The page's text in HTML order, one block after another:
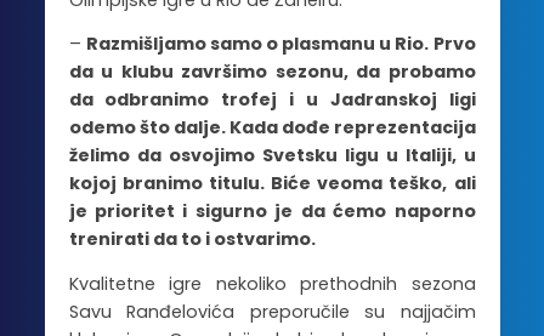
– Razmišljamo samo o plasmanu u Rio. Prvo
da u klubu završimo sezonu, da probamo
da odbranimo trofej i u Jadranskoj ligi
odemo što dalje. Kada dođe reprezentacija
želimo da osvojimo Svetsku ligu u Italiji, u
kojoj branimo titulu. Biće veoma teško, ali
je prioritet i sigurno je da ćemo naporno
trenirati da to i ostvarimo.
Kvalitetne igre nekoliko prethodnih sezona
Savu Ranđelovića preporučile su najjačim